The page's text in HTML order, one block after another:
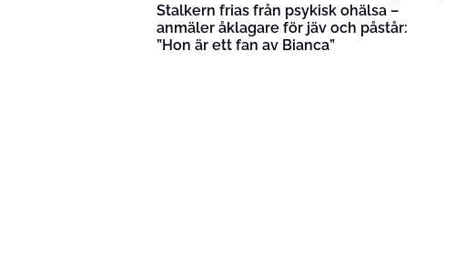
Stalkern frias från psykisk ohälsa –
anmäler åklagare för jäv och påstår:
”Hon är ett fan av Bianca”